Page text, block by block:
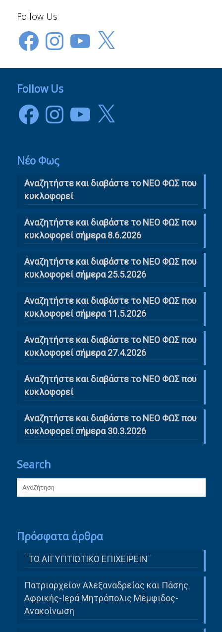
Follow Us
FacebookInstagramYouTube
X
Follow Us
FacebookInstagramYouTube
X
Νέο Φως
Αναζητήστε και διαβάστε το NΕΟ ΦΩΣ που
κυκλοφορεί
Αναζητήστε και διαβάστε το ΝΕΟ ΦΩΣ που
κυκλοφορεί σήμερα 8.6.2026
Αναζητήστε και διαβάστε το ΝΕΟ ΦΩΣ που
κυκλοφορεί σήμερα 25.5.2026
Αναζητήστε και διαβάστε το ΝΕΟ ΦΩΣ που
κυκλοφορεί σήμερα 11.5.2026
Αναζητήστε και διαβάστε το ΝΕΟ ΦΩΣ που
κυκλοφορεί σήμερα 27.4.2026
Αναζητήστε και διαβάστε το ΝΕΟ ΦΩΣ που
κυκλοφορεί
Αναζητήστε και διαβάστε το ΝΕΟ ΦΩΣ που
κυκλοφορεί σήμερα 30.3.2026
Search
Πρόσφατα άρθρα
¨ΤΟ ΑΙΓΥΠΤΙΩΤΙΚΟ ΕΠΙΧΕΙΡΕΙΝ¨
Πατριαρχείον Αλεξαναδρείας και Πάσης
Αφρικής-Ιερά Μητρόπολις Μέμφιδος-
Ανακοίνωση